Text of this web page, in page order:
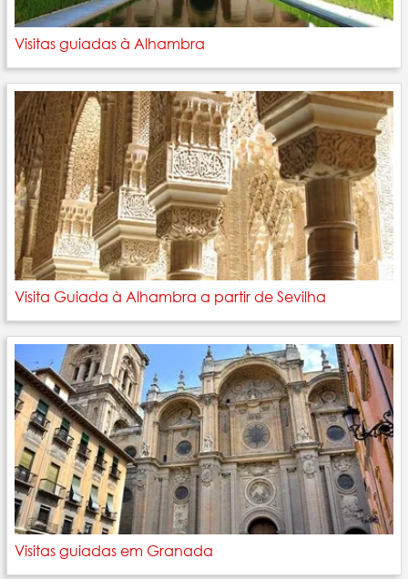
Visitas guiadas à Alhambra
Visita Guiada à Alhambra a partir de Sevilha
Visitas guiadas em Granada